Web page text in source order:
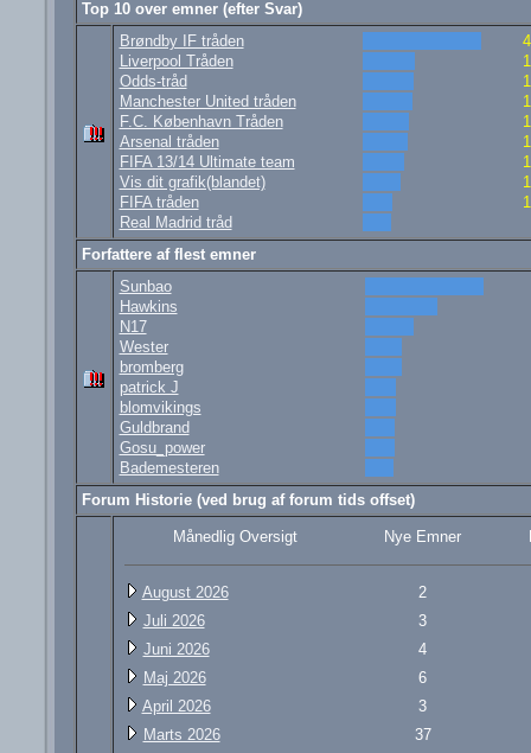
Top 10 over emner (efter Svar)
Brøndby IF tråden
Liverpool Tråden
Odds-tråd
Manchester United tråden
F.C. København Tråden
Arsenal tråden
FIFA 13/14 Ultimate team
Vis dit grafik(blandet)
FIFA tråden
Real Madrid tråd
Forfattere af flest emner
Sunbao
Hawkins
N17
Wester
bromberg
patrick J
blomvikings
Guldbrand
Gosu_power
Bademesteren
Forum Historie (ved brug af forum tids offset)
Månedlig Oversigt Nye Emner
August 2026
2
Juli 2026
3
Juni 2026
4
Maj 2026
6
April 2026
3
Marts 2026
37